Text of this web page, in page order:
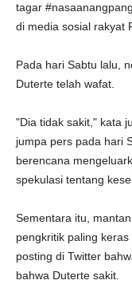
tagar
di media sosial rakyat
Pada hari Sabtu lalu,
Duterte telah wafat.
"Dia tidak sakit," kata
jumpa pers pada hari
berencana
spekulasi tentang
Sementara itu,
pengkritik paling
posting di Twitter
bahwa Duterte sakit.